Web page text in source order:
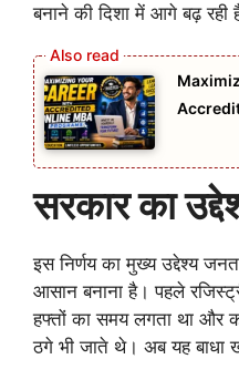
बनाने की दिशा में आगे बढ़ रही
सरकार का
इस निर्णय का मुख्य उद्देश्य
आसान बनाना है। पहले
हफ्तों का समय लगता था और
ठगे भी जाते थे। अब यह बाधा